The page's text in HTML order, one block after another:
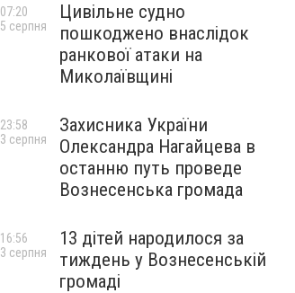
Цивільне судно
пошкоджено внаслідок
ранкової атаки на
Миколаївщині
07:20
5 серпня
Захисника України
Олександра Нагайцева в
останню путь проведе
Вознесенська громада
23:58
3 серпня
13 дітей народилося за
тиждень у Вознесенській
громаді
16:56
3 серпня